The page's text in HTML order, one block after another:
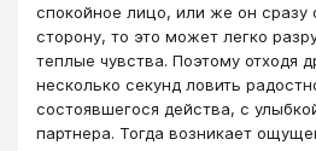
спокойное лицо, или же он сразу
сторону, то это может легко
теплые чувства. Поэтому отходя
несколько секунд ловить
состоявшегося действа, с
партнера. Тогда возникает